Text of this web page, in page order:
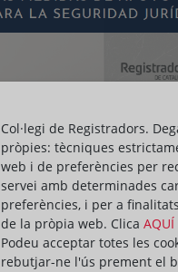
Col·legi de Registradors.
pròpies: tècniques
web i de preferències per
servei amb determinades
preferències, i per a
de la pròpia web. Clica AQUÍ
Podeu acceptar totes les
rebutjar-ne l'ús prement el